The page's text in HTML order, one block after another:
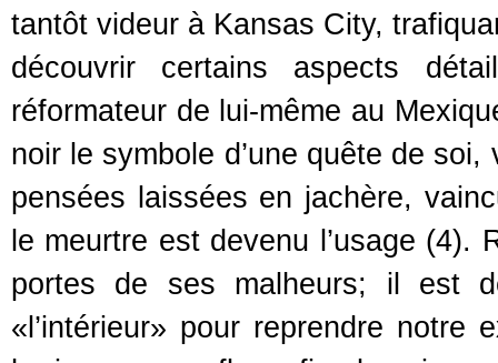
tantôt videur à Kansas City,
découvrir certains aspects
réformateur de lui-même au
noir le symbole d’une quête de
pensées laissées en jachère,
le meurtre est devenu l’usage (4).
portes de ses malheurs; il est
«l’intérieur» pour reprendre